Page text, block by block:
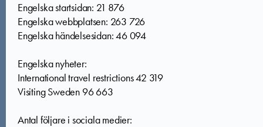
Engelska startsidan: 21 876
Engelska webbplatsen: 263 726
Engelska händelsesidan: 46 094
Engelska nyheter:
International travel restrictions 42 319
Visiting Sweden 96 663
Antal följare i sociala medier: